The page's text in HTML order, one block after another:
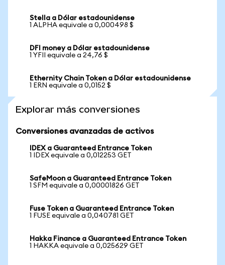
Stella a Dólar estadounidense
1 ALPHA equivale a 0,000498 $
DFI money a Dólar estadounidense
1 YFII equivale a 24,76 $
Ethernity Chain Token a Dólar estadounidense
1 ERN equivale a 0,0152 $
Explorar más conversiones
Conversiones avanzadas de activos
IDEX a Guaranteed Entrance Token
1 IDEX equivale a 0,012253 GET
SafeMoon a Guaranteed Entrance Token
1 SFM equivale a 0,00001826 GET
Fuse Token a Guaranteed Entrance Token
1 FUSE equivale a 0,040781 GET
Hakka Finance a Guaranteed Entrance Token
1 HAKKA equivale a 0,025629 GET